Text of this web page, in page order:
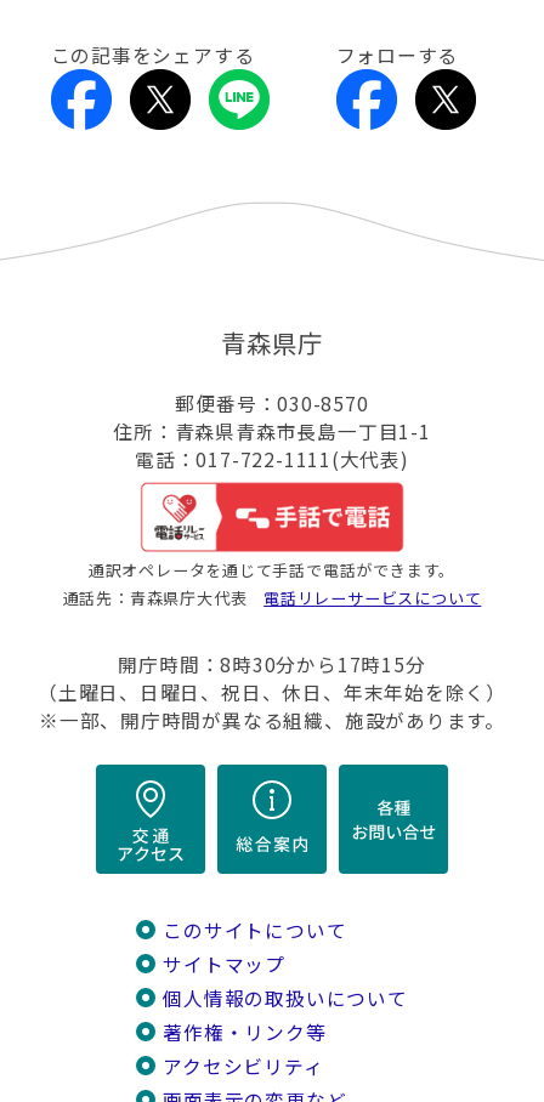
この記事をシェアする フォローする
青森県庁
郵便番号：030-8570
住所：青森県青森市長島一丁目1-1
電話：017-722-1111(大代表)
通訳オペレータを通じて手話で電話ができます。
通話先：青森県庁大代表 電話リレーサービスについて
開庁時間：8時30分から17時15分
（土曜日、日曜日、祝日、休日、年末年始を除く）
※一部、開庁時間が異なる組織、施設があります。
このサイトについて
サイトマップ
個人情報の取扱いについて
著作権・リンク等
アクセシビリティ